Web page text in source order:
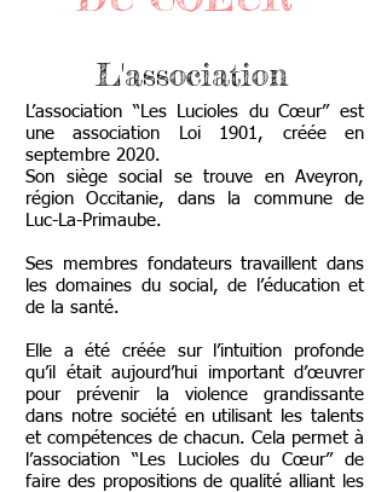
L'association
L’association “Les Lucioles du Cœur” est
une association Loi 1901, créée en
septembre 2020.
Son siège social se trouve en Aveyron,
région Occitanie, dans la commune de
Luc-La-Primaube.
Ses membres fondateurs travaillent dans
les domaines du social, de l’éducation et
de la santé.
Elle a été créée sur l’intuition profonde
qu’il était aujourd’hui important d’œuvrer
pour prévenir la violence grandissante
dans notre société en utilisant les talents
et compétences de chacun. Cela permet à
l’association “Les Lucioles du Cœur” de
faire des propositions de qualité alliant les